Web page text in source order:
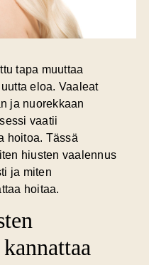
tapa muuttaa
eloa. Vaaleat
ja nuorekkaan
vaatii
hoitoa. Tässä
hiusten vaalennus
ja miten
hoitaa.